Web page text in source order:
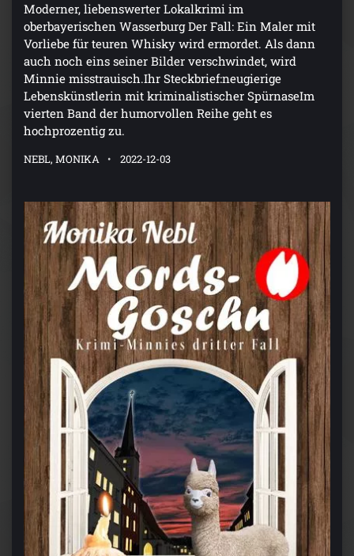
Moderner, liebenswerter Lokalkrimi im
oberbayerischen Wasserburg Der Fall: Ein Maler mit
Vorliebe für teuren Whisky wird ermordet. Als dann
auch noch eins seiner Bilder verschwindet, wird
Minnie misstrauisch.Ihr Steckbrief:neugierige
Lebenskünstlerin mit kriminalistischer SpürnaseIm
vierten Band der humorvollen Reihe geht es
hochprozentig zu.
NEBL, MONIKA 2022-12-03